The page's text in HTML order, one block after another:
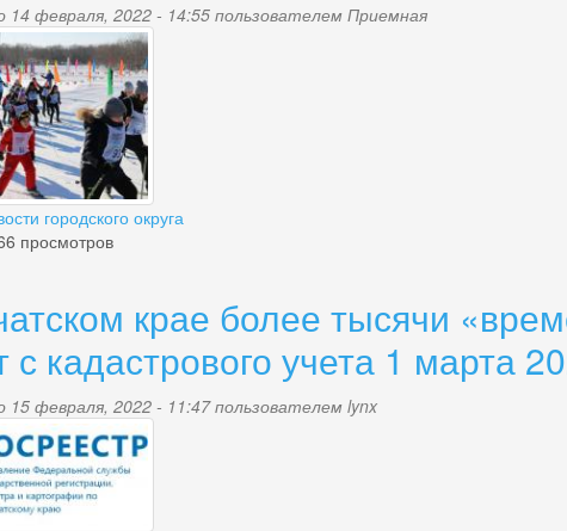
14 февраля, 2022 - 14:55 пользователем Приемная
городского округа
просмотров
крае более тысячи
с кадастрового учета 1 марта
15 февраля, 2022 - 11:47 пользователем lynx